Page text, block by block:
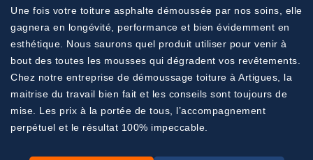
Une fois votre toiture asphalte démoussée par nos soins, elle
gagnera en longévité, performance et bien évidemment en
esthétique. Nous saurons quel produit utiliser pour venir à
bout des toutes les mousses qui dégradent vos revêtements.
Chez notre entreprise de démoussage toiture à Artigues, la
maitrise du travail bien fait et les conseils sont toujours de
mise. Les prix à la portée de tous, l’accompagnement
perpétuel et le résultat 100% impeccable.